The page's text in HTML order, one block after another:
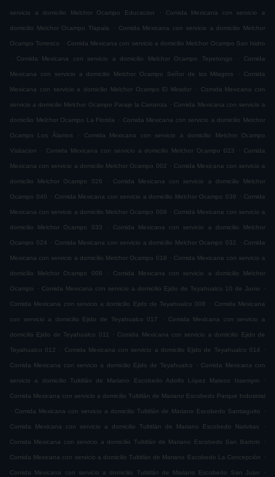
servicio a domicilio Melchor Ocampo Educacion . Comida Mexicana con servicio a
domicilio Melchor Ocampo Tlapala . Comida Mexicana con servicio a domicilio Melchor
Ocampo Torresco . Comida Mexicana con servicio a domicilio Melchor Ocampo San Isidro
.
Comida Mexicana con servicio a domicilio Melchor Ocampo Tepetongo . Comida
Mexicana con servicio a domicilio Melchor Ocampo Señor de los Milagros . Comida
Mexicana con servicio a domicilio Melchor Ocampo El Mirador . Comida Mexicana con
servicio a domicilio Melchor Ocampo Paraje la Carranza . Comida Mexicana con servicio a
domicilio Melchor Ocampo La Florida . Comida Mexicana con servicio a domicilio Melchor
Ocampo Los Álamos . Comida Mexicana con servicio a domicilio Melchor Ocampo
Visitacion . Comida Mexicana con servicio a domicilio Melchor Ocampo 023 . Comida
Mexicana con servicio a domicilio Melchor Ocampo 002 . Comida Mexicana con servicio a
domicilio Melchor Ocampo 026 . Comida Mexicana con servicio a domicilio Melchor
Ocampo 040 . Comida Mexicana con servicio a domicilio Melchor Ocampo 036 . Comida
Mexicana con servicio a domicilio Melchor Ocampo 009 . Comida Mexicana con servicio a
domicilio Melchor Ocampo 033 . Comida Mexicana con servicio a domicilio Melchor
Ocampo 024 . Comida Mexicana con servicio a domicilio Melchor Ocampo 032 . Comida
Mexicana con servicio a domicilio Melchor Ocampo 018 . Comida Mexicana con servicio a
domicilio Melchor Ocampo 008 . Comida Mexicana con servicio a domicilio Melchor
Ocampo . Comida Mexicana con servicio a domicilio Ejido de Teyahualco 10 de Junio .
Comida Mexicana con servicio a domicilio Ejido de Teyahualco 008 . Comida Mexicana
con servicio a domicilio Ejido de Teyahualco 017 . Comida Mexicana con servicio a
domicilio Ejido de Teyahualco 011 . Comida Mexicana con servicio a domicilio Ejido de
Teyahualco 012 . Comida Mexicana con servicio a domicilio Ejido de Teyahualco 014 .
Comida Mexicana con servicio a domicilio Ejido de Teyahualco . Comida Mexicana con
servicio a domicilio Tultitlán de Mariano Escobedo Adolfo López Mateos Issemym .
Comida Mexicana con servicio a domicilio Tultitlán de Mariano Escobedo Parque Industrial
. Comida Mexicana con servicio a domicilio Tultitlán de Mariano Escobedo Santiaguito .
Comida Mexicana con servicio a domicilio Tultitlán de Mariano Escobedo Nativitas .
Comida Mexicana con servicio a domicilio Tultitlán de Mariano Escobedo San Bartolo .
Comida Mexicana con servicio a domicilio Tultitlán de Mariano Escobedo La Concepción .
Comida Mexicana con servicio a domicilio Tultitlán de Mariano Escobedo San Juan .